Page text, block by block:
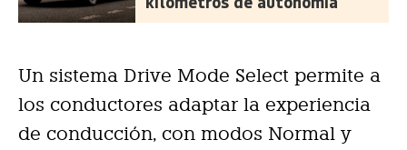
Un sistema Drive Mode Select permite a
los conductores adaptar la experiencia
de conducción, con modos Normal y